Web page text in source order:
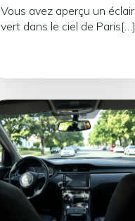
Vous avez aperçu un éclair
vert dans le ciel de Paris[…]